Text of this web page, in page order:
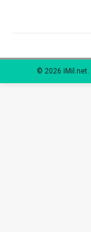
© 2026 iMil.net.